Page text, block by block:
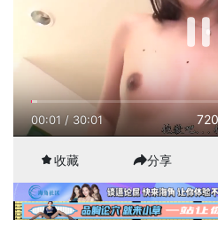
00:01/30:01
收藏 分享